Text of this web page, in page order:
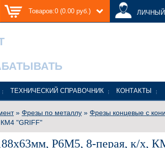
Товаров:0 (0.00 руб.)
ТЕХНИЧЕСКИЙ СПРАВОЧНИК КОНТАКТЫ
» Фрезы по металлу » Фрезы концевые с
"GRIFF"
Р6М5, 8-перая, к/х,